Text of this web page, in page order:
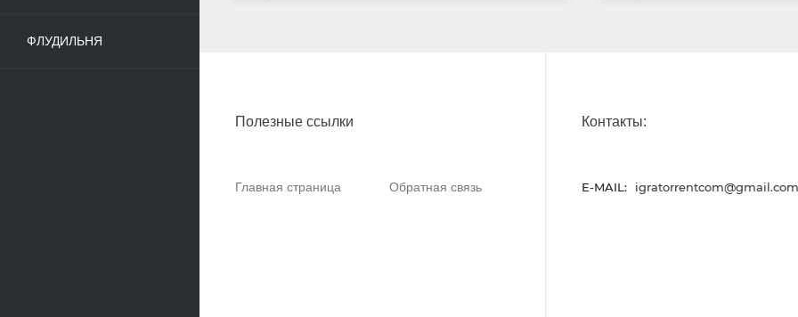
ФЛУДИЛЬНЯ
Полезные ссылки
Главная страница Обратная связь
Контакты:
E-MAIL: igratorrentcom@gmail.com